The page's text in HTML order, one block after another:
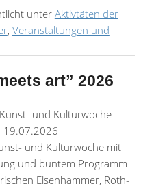
unter Aktivtäten der
, Veranstaltungen und
art” 2026
19.07.2026
und Kulturwoche mit
und buntem Programm
Eisenhammer, Roth-